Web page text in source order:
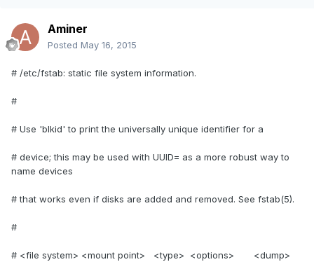
Aminer
Posted May 16, 2015
# /etc/fstab: static file system information.
#
# Use 'blkid' to print the universally unique identifier for a
# device; this may be used with UUID= as a more robust way to
name devices
# that works even if disks are added and removed. See fstab(5).
#
# <file system> <mount point> <type> <options> <dump>